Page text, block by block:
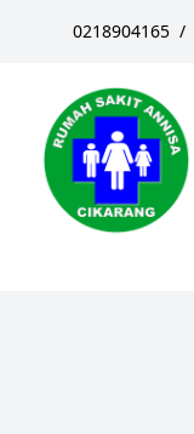
0218904165 /